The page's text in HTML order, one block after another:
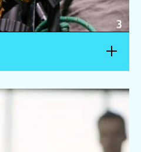
des pièces de drones à